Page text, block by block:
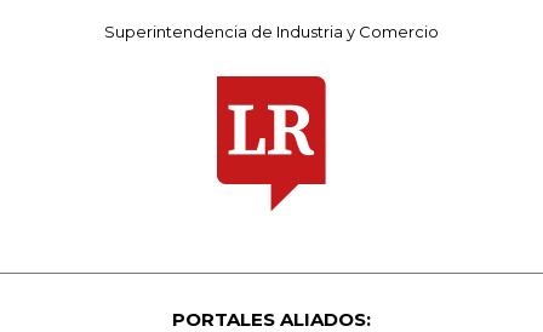
Superintendencia de Industria y Comercio
PORTALES ALIADOS: